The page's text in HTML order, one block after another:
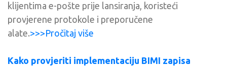
klijentima e-pošte prije lansiranja, koristeći
provjerene protokole i preporučene
alate.>>>Pročitaj više
Kako provjeriti implementaciju BIMI zapisa